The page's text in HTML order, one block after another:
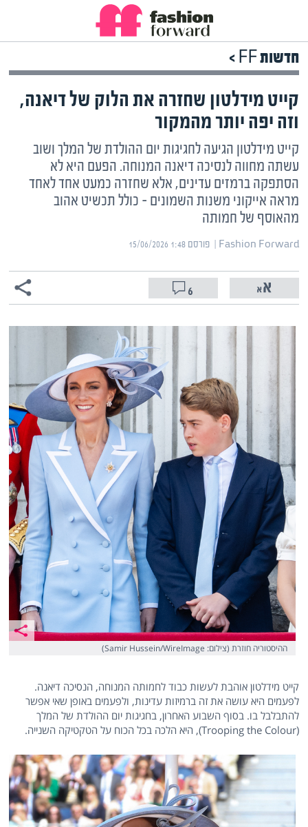
חדשות FF >
קייט מידלטון שחזרה את הלוק של דיאנה,
וזה יפה יותר מהמקור
קייט מידלטון הגיעה לחגיגות יום ההולדת של המלך ושוב
עשתה מחווה לנסיכה דיאנה המנוחה. הפעם היא לא
הסתפקה ברמזים עדינים, אלא שחזרה כמעט אחד לאחד
מראה אייקוני משנות השמונים – כולל תכשיט אהוב
מהאוסף של חמותה
Fashion Forward | ‏ פורסם ‎15/06/2026 1:48
6
ההיסטוריה חוזרת (צילום: Samir Hussein/WireImage)
קייט מידלטון אוהבת לעשות כבוד לחמותה המנוחה, הנסיכה דיאנה.
לפעמים היא עושה את זה ברמיזות עדינות, ולפעמים באופן שאי אפשר
להתבלבל בו. בסוף השבוע האחרון, בחגיגות יום ההולדת של המלך
(Trooping the Colour), היא הלכה בכל הכוח על הטקטיקה השנייה.